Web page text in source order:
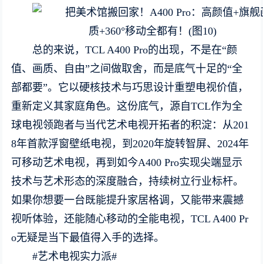
总的来说，TCL A400 Pro的出现，不是在“颜
值、画质、自由”之间做取舍，而是底气十足的“全
部都要”。它以硬核技术与巧思设计重塑电视价值，
重新定义其家庭角色。这份底气，源自TCL作为全
球电视领跑者与当代艺术电视开拓者的积淀：从201
8年首款浮窗壁纸电视，到2020年旋转智屏、2024年
可移动艺术电视，再到如今A400 Pro实现尖端显示
技术与艺术形态的深度融合，持续树立行业标杆。
如果你想要一台既能提升家居格调，又能带来震撼
视听体验，还能随心移动的全能电视，TCL A400 Pr
o无疑是当下最值得入手的选择。
#艺术电视实力派#